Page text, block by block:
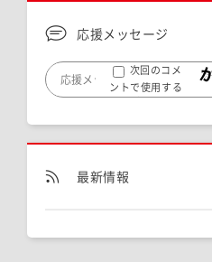
応援メッセージ
次回のコメ
ントで使用する
ためブラウザー
イトを保存する。
最新情報